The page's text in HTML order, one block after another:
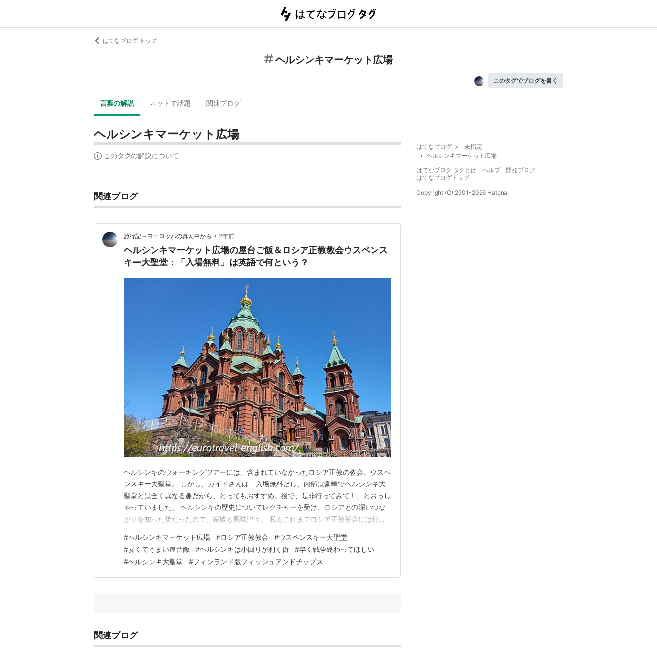
はてなブログ トップ
ヘルシンキマーケット広場
このタグでブログを書く
言葉の解説 ネットで話題 関連ブログ
ヘルシンキマーケット広場
このタグの解説について
関連ブログ
旅行記～ヨーロッパの真ん中から • 2年前
ヘルシンキマーケット広場の屋台ご飯＆ロシア正教教会ウスペンス
キー大聖堂：「入場無料」は英語で何という？
ヘルシンキのウォーキングツアーには、含まれていなかったロシア正教の教会、ウスペ
ンスキー大聖堂。 しかし、ガイドさんは「入場無料だし、内部は豪華でヘルシンキ大
聖堂とは全く異なる趣だから、とってもおすすめ。後で、是非行ってみて！」とおっし
ゃっていました。 ヘルシンキの歴史についてレクチャーを受け、ロシアとの深いつな
がりを知った後だったので、家族も興味津々。 私もこれまでロシア正教教会には行っ
日は週末だったので、ロシア正教会の拝観時間は午後３時まで。 ツアーが終わって、
中央図書館を出たのが午後1時半ごろ。 ホテルを出てか…
#ヘルシンキマーケット広場 #ロシア正教教会 #ウスペンスキー大聖堂
#安くてうまい屋台飯 #ヘルシンキは小回りが利く街 #早く戦争終わってほしい
#ヘルシンキ大聖堂 #フィンランド版フィッシュアンドチップス
関連ブログ
はてなブログ >
未指定
> ヘルシンキマーケット広場
はてなブログ タグとは
ヘルプ
開発ブログ
はてなブログトップ
Copyright (C) 2001-2026 Hatena.